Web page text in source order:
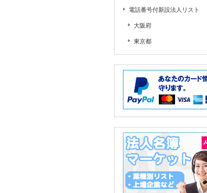
電話番号付新設法人リスト
大阪府
東京都